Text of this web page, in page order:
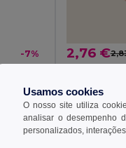
-7% 2,76 €
PORTA VELAS
Usamos cookies
O nosso site utiliza
analisar o desempenho
personalizados,